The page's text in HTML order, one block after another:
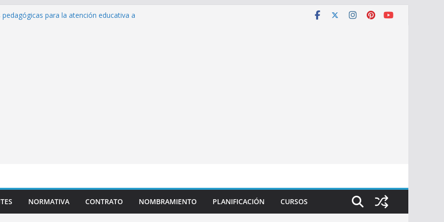
pedagógicas para la atención educativa a
NORMATIVA CONTRATO NOMBRAMIENTO PLANIFICACIÓN CURSOS